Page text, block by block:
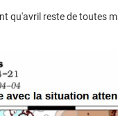
qu'avril reste de toutes